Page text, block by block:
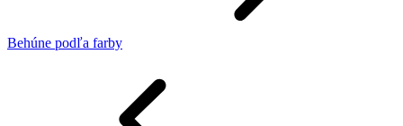
Behúne podľa farby